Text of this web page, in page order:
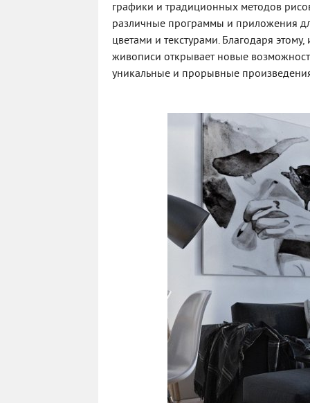
графики и традиционных методов
различные программы и приложения
цветами и текстурами. Благодаря
живописи открывает новые
уникальные и прорывные произведения